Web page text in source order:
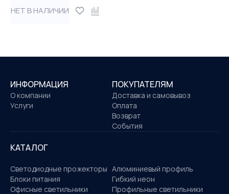
НЕТ В НАЛИЧИИ
ИНФОРМАЦИЯ
О компании
Услуги
ПОКУПАТЕЛЯМ
Доставка и самовывоз
Оплата
Возврат
События
КАТАЛОГ
Светодиодные прожекторы Алюминиевый профиль
Блоки питания
Гибкий неон
Офисные светильники
Профильные светильники